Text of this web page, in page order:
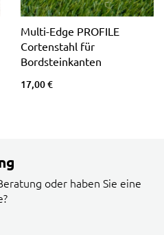
Multi-Edge PROFILE
Cortenstahl für
Bordsteinkanten
17,00 €
oder haben Sie eine